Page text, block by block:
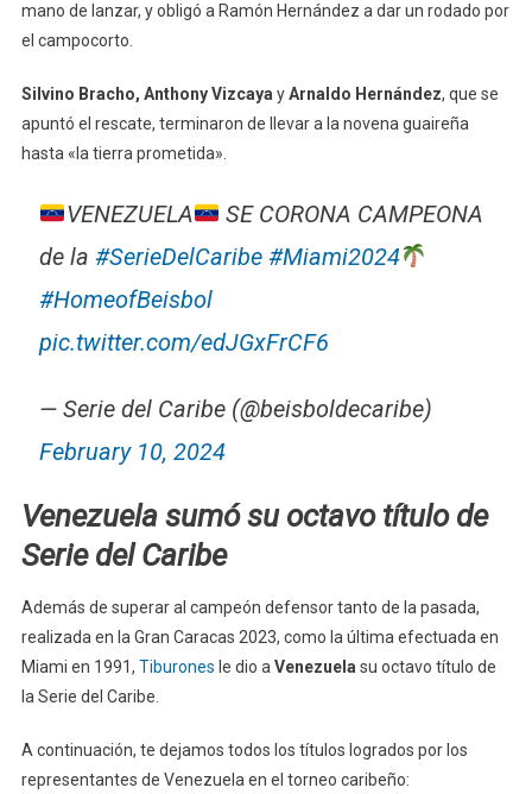
mano de lanzar, y obligó a Ramón Hernández a dar un rodado por
el campocorto.
Silvino Bracho, Anthony VizcayayArnaldo Hernández, que se
apuntó el rescate, terminaron de llevar a la novena guaireña
hasta «la tierra prometida».
VENEZUELA
SE CORONA CAMPEONA
de la #SerieDelCaribe #Miami2024
#HomeofBeisbol
pic.twitter.com/edJGxFrCF6
— Serie del Caribe (@beisboldecaribe)
February 10, 2024
Venezuela sumó su octavo título de
Serie del Caribe
Además de superar al campeón defensor tanto de la pasada,
realizada en la Gran Caracas 2023, como la última efectuada en
Miami en 1991, Tiburones le dio aVenezuelasu octavo título de
la Serie del Caribe.
A continuación, te dejamos todos los títulos logrados por los
representantes de Venezuela en el torneo caribeño: